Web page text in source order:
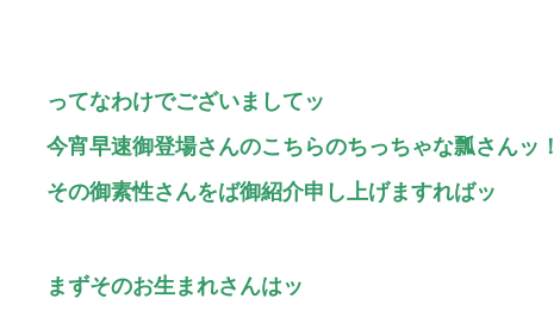
ってなわけでございましてッ
今宵早速御登場さんのこちらのちっちゃな瓢さんッ！
その御素性さんをば御紹介申し上げますればッ
まずそのお生まれさんはッ